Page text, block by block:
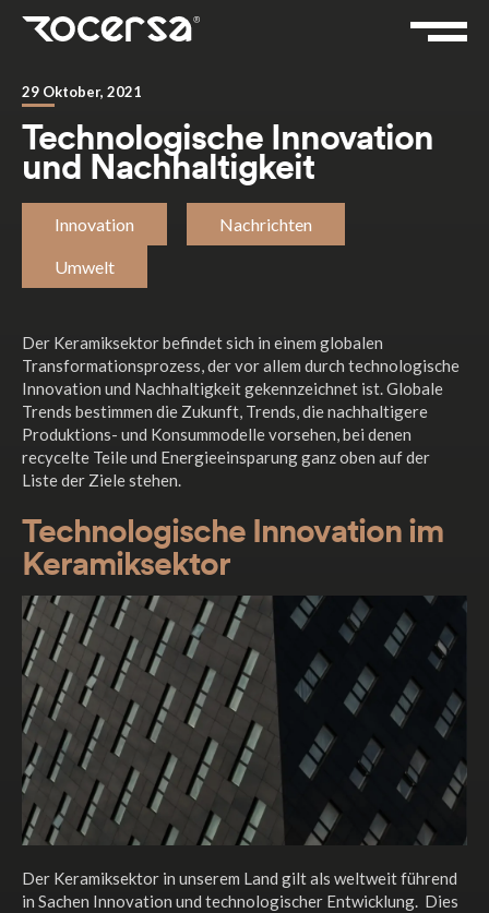
29 Oktober, 2021
Technologische Innovation
und Nachhaltigkeit
Innovation Nachrichten
Umwelt
Der Keramiksektor befindet sich in einem globalen
Transformationsprozess, der vor allem durch technologische
Innovation und Nachhaltigkeit gekennzeichnet ist. Globale
Trends bestimmen die Zukunft, Trends, die nachhaltigere
Produktions- und Konsummodelle vorsehen, bei denen
recycelte Teile und Energieeinsparung ganz oben auf der
Liste der Ziele stehen.
Technologische Innovation im
Keramiksektor
Der Keramiksektor in unserem Land gilt als weltweit führend
in Sachen Innovation und technologischer Entwicklung. Dies